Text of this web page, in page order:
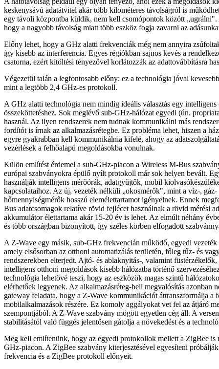
keskenysávú adatátvitel akár több kilométeres távolságról is
egy távoli központba küldik, nem kell csomópontok között
hogy a nagyobb távolság miatt több eszköz fogja zavarni az
Előny lehet, hogy a GHz alatti frekvenciák még nem annyira
így kisebb az interferencia. Egyes régiókban sajnos kevés a
csatorna, ezért kitöltési tényezővel korlátozzák az adattovábbításra
Végezetül talán a legfontosabb előny: ez a technológia jóval
mint a legtöbb 2,4 GHz-es protokoll.
A GHz alatti technológia nem mindig ideális választás egy intelligens
összeköttetéshez. Sok meglévő sub-GHz-hálózat egyedi (ún.
használ. Az ilyen rendszerek nem tudnak kommunikálni más
fordítót is írnak az alkalmazásrétegbe. Ez probléma lehet, hiszen a
egyre gyakrabban kell kommunikálnia kifelé, ahogy az
vezérlések a felhőalapú megoldásokba vonulnak.
Külön említést érdemel a sub-GHz-piacon a Wireless M-Bus
európai szabványokra épülő nyílt protokoll már sok helyen bevált.
használják intelligens mérőórák, adatgyűjtők, mobil
kapcsolataihoz. Az új, vezeték nélküli „okosmérők", mint a víz-, gáz-
hőmennyiségmérők hosszú elemélettartamot igényelnek. Ennek
Bus adatcsomagok relatíve rövid fejlécet használnak a rövid mérési
akkumulátor élettartama akár 15-20 év is lehet. Az elmúlt néhány
és több országban bizonyított, így széles körben elfogadott
A Z-Wave egy másik, sub-GHz frekvencián működő, egyedi
amely elsősorban az otthoni automatizálás területén, főleg tűz- és
rendszerekben elterjedt. Ajtó- és ablaknyitás-, valamint füstérzékelők,
intelligens otthoni megoldások kisebb hálózatba történő
technológia lehetővé teszi, hogy az eszközök magas szintű
elérhetőek legyenek. Az alkalmazásréteg-beli megvalósítás azonban
gateway feladata, hogy a Z-Wave kommunikációt áttranszformálja a
mobilalkalmazások részére. Ez komoly aggályokat vet fel az átjáró
szempontjából. A Z-Wave szabvány mögött egyetlen cég áll. A
stabilitásától való függés jelentősen gátolja a növekedést és a
Meg kell említenünk, hogy az egyedi protokollok mellett a ZigBee is
GHz-piacon. A ZigBee szabvány kiterjesztésével egyesíteni
frekvencia és a ZigBee protokoll előnyeit.